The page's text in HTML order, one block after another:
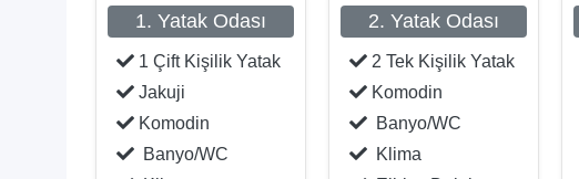
1. Yatak Odası
1 Çift Kişilik Yatak
Jakuji
Komodin
Banyo/WC
2. Yatak Odası
2 Tek Kişilik Yatak
Komodin
Banyo/WC
Klima